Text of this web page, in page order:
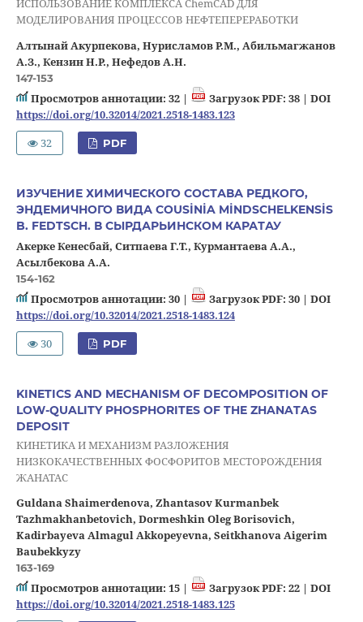
ИСПОЛЬЗОВАНИЕ КОМПЛЕКСА ChemCAD ДЛЯ
МОДЕЛИРОВАНИЯ ПРОЦЕССОВ НЕФТЕПЕРЕРАБОТКИ
Алтынай Акурпекова, Нурисламов Р.М., Абильмагжанов
А.З., Кензин Н.Р., Нефедов А.Н.
147-153
Просмотров аннотации: 32 | Загрузок PDF: 38 | DOI
https://doi.org/10.32014/2021.2518-1483.123
32
PDF
ИЗУЧЕНИЕ ХИМИЧЕСКОГО СОСТАВА РЕДКОГО,
ЭНДЕМИЧНОГО ВИДА COUSİNİA MİNDSCHELKENSİS
B. FEDTSCH. В СЫРДАРЬИНСКОМ КАРАТАУ
Акерке Кенесбай, Ситпаева Г.Т., Курмантаева А.А.,
Асылбекова А.А.
154-162
Просмотров аннотации: 30 | Загрузок PDF: 30 | DOI
https://doi.org/10.32014/2021.2518-1483.124
30
PDF
KINETICS AND MECHANISM OF DECOMPOSITION OF
LOW-QUALITY PHOSPHORITES OF THE ZHANATAS
DEPOSIT
КИНЕТИКА И МЕХАНИЗМ РАЗЛОЖЕНИЯ
НИЗКОКАЧЕСТВЕННЫХ ФОСФОРИТОВ МЕСТОРОЖДЕНИЯ
ЖАНАТАС
Guldana Shaimerdenova, Zhantasov Kurmanbek
Tazhmakhanbetovich, Dormeshkin Oleg Borisovich,
Kadirbayeva Almagul Akkopeyevna, Seitkhanova Aigerim
Baubekkyzy
163-169
Просмотров аннотации: 15 | Загрузок PDF: 22 | DOI
https://doi.org/10.32014/2021.2518-1483.125